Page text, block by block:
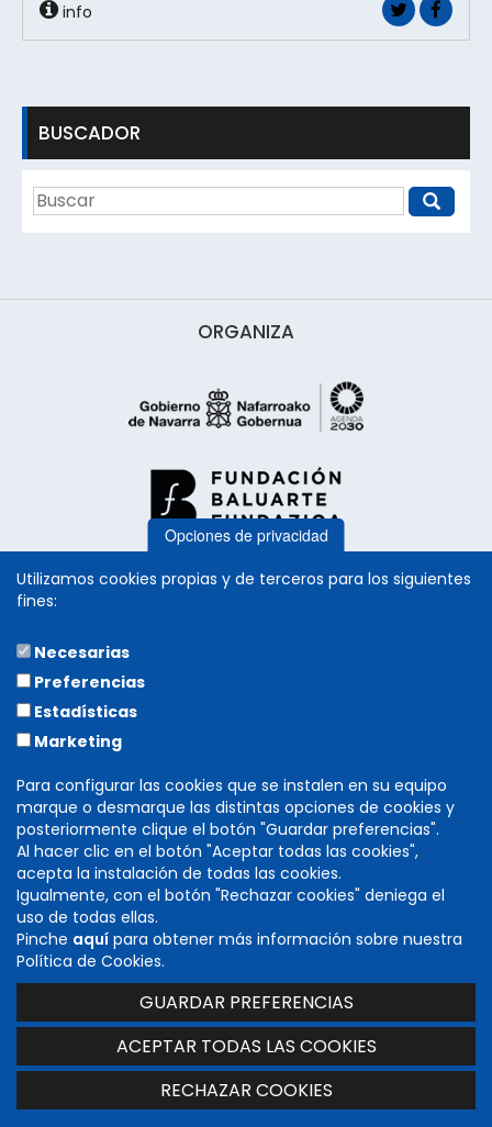
info
BUSCADOR
ORGANIZA
DIRECCIÓN GENERAL DE CULTURA
INSTITUCIÓN PRÍNCIPE DE VIANA
C/ Navarrería, 39. 31001 Pamplona (Navarra)
T. 848 424 600 -
Accesibilidad|Aviso legal|Mapa web
Opciones de privacidad
Utilizamos cookies propias y de terceros para los siguientes
fines:
Necesarias
Preferencias
Estadísticas
Marketing
Para configurar las cookies que se instalen en su equipo
marque o desmarque las distintas opciones de cookies y
posteriormente clique el botón "Guardar preferencias".
Al hacer clic en el botón "Aceptar todas las cookies",
acepta la instalación de todas las cookies.
Igualmente, con el botón "Rechazar cookies" deniega el
uso de todas ellas.
Pinche aquí para obtener más información sobre nuestra
Política de Cookies.
GUARDAR PREFERENCIAS
ACEPTAR TODAS LAS COOKIES
RECHAZAR COOKIES